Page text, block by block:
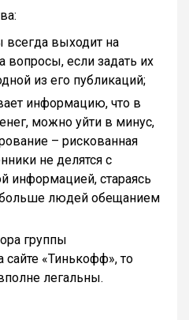
всегда выходит на
вопросы, если задать их
из его публикаций;
информацию, что в
можно уйти в минус,
– рискованная
не делятся с
информацией, стараясь
больше людей обещанием
группы
«Тинькофф», то
легальны.